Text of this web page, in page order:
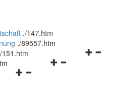
./147.htm
./89557.htm
Navigationsmenü
/151.htm
Navigationsmenü